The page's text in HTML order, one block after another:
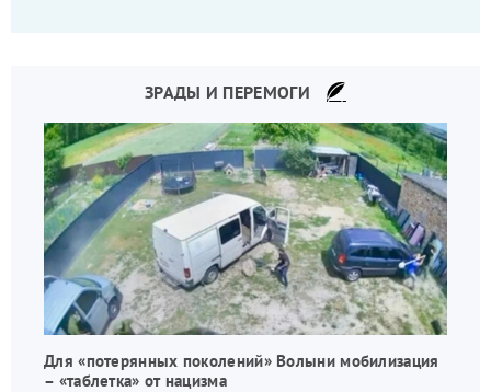
ЗРАДЫ И ПЕРЕМОГИ
Для «потерянных поколений» Волыни мобилизация
– «таблетка» от нацизма